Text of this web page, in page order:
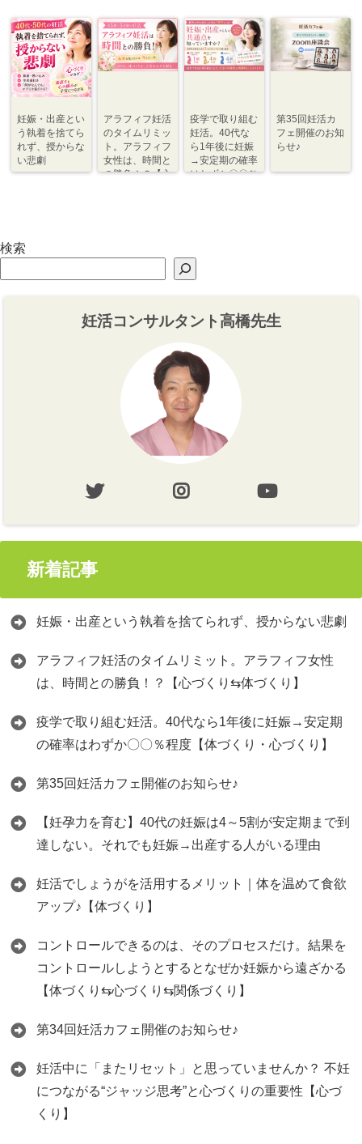
妊娠・出産とい
う執着を捨てら
れず、授からな
い悲劇
アラフィフ妊活
のタイムリミッ
ト。アラフィフ
女性は、時間と
の勝負！？【心
疫学で取り組む
妊活。40代な
ら1年後に妊娠
→安定期の確率
はわずか〇〇％
第35回妊活カ
フェ開催のお知
らせ♪
検索
妊活コンサルタント高橋先生
新着記事
妊娠・出産という執着を捨てられず、授からない悲劇
アラフィフ妊活のタイムリミット。アラフィフ女性
は、時間との勝負！？【心づくり⇆体づくり】
疫学で取り組む妊活。40代なら1年後に妊娠→安定期
の確率はわずか〇〇％程度【体づくり・心づくり】
第35回妊活カフェ開催のお知らせ♪
【妊孕力を育む】40代の妊娠は4～5割が安定期まで到
達しない。それでも妊娠→出産する人がいる理由
妊活でしょうがを活用するメリット｜体を温めて食欲
アップ♪【体づくり】
コントロールできるのは、そのプロセスだけ。結果を
コントロールしようとするとなぜか妊娠から遠ざかる
【体づくり⇆心づくり⇆関係づくり】
第34回妊活カフェ開催のお知らせ♪
妊活中に「またリセット」と思っていませんか？ 不妊
につながる“ジャッジ思考”と心づくりの重要性【心づ
くり】